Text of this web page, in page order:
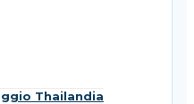
Thailandia